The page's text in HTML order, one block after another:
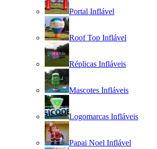
Portal Inflável
Roof Top Inflável
Réplicas Infláveis
Mascotes Infláveis
Logomarcas Infláveis
Papai Noel Inflável